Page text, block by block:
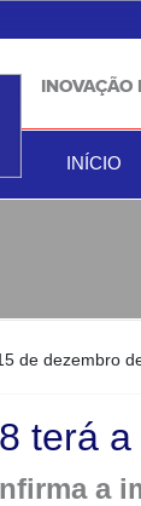
INOVAÇÃO
INÍCIO
de dezembro
terá
a